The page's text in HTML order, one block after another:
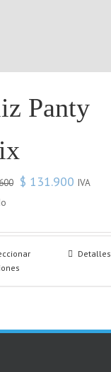
Panty
$ 131.900 IVA
Detalles